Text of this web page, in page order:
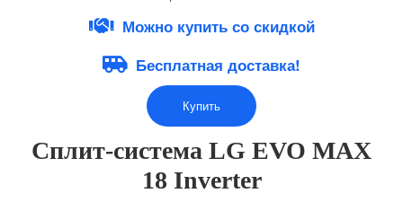
Можно купить со скидкой
Бесплатная доставка!
Купить
Сплит-система LG EVO MAX
18 Inverter